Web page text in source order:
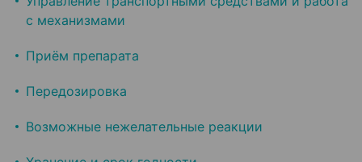
с механизмами
Приём препарата
Передозировка
Возможные нежелательные реакции